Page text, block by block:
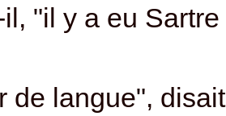
"il y a eu
de langue",